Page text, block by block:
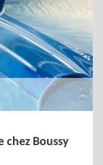
chez Boussy